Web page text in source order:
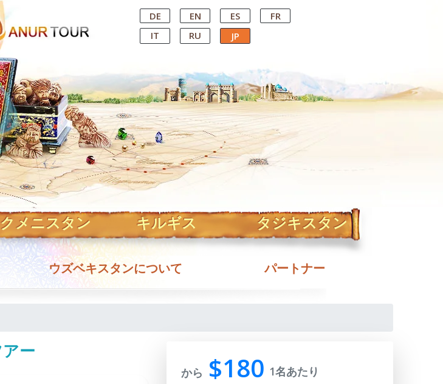
Asian Tour Operator DE EN ES
FR
IT
RU JP
メニスタン キルギス タジキスタン
ウズベキスタンについて パートナー
ー
から $180 1名あたり